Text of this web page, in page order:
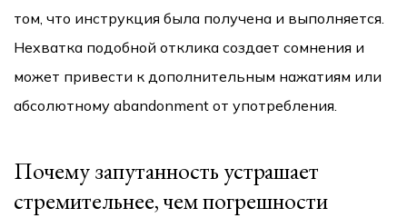
том, что инструкция была получена и выполняется.
Нехватка подобной отклика создает сомнения и
может привести к дополнительным нажатиям или
абсолютному abandonment от употребления.
Почему запутанность устрашает
стремительнее, чем погрешности